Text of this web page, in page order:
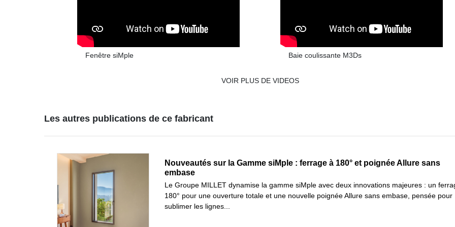
Fenêtre siMple Baie coulissante M3Ds
VOIR PLUS DE VIDEOS
Les autres publications de ce fabricant
Nouveautés sur la Gamme siMple : ferrage à 180° et poignée Allure sans
embase
Le Groupe MILLET dynamise la gamme siMple avec deux innovations majeures : un
180° pour une ouverture totale et une nouvelle poignée Allure sans embase, pensée pour
sublimer les lignes...